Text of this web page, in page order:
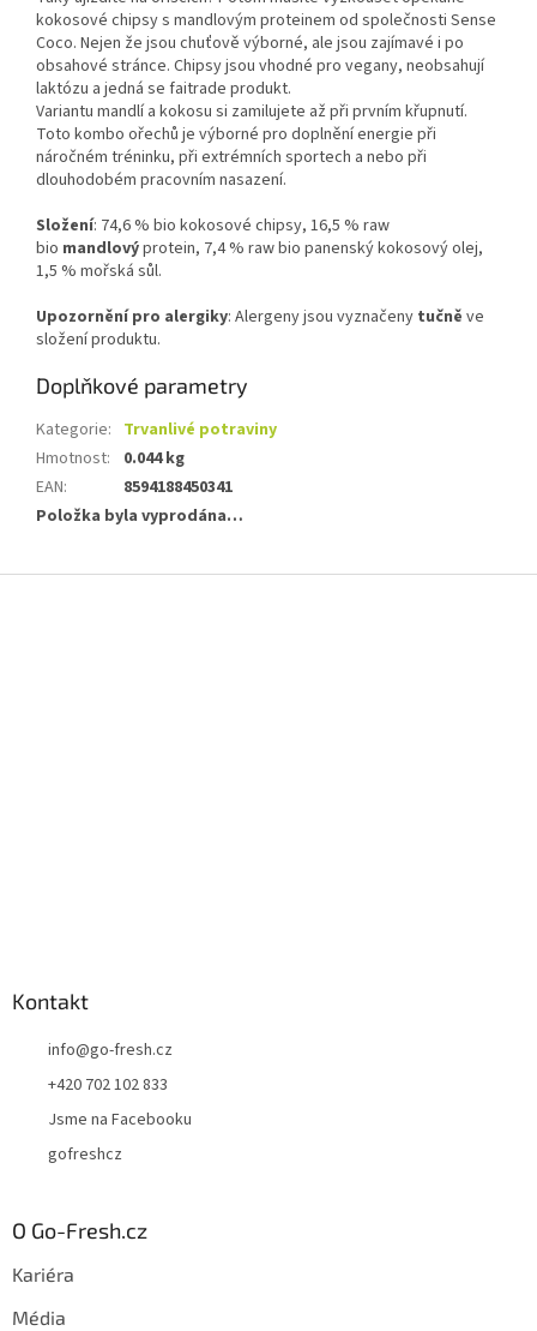
kokosové chipsy s mandlovým proteinem od společnosti Sense
Coco. Nejen že jsou chuťově výborné, ale jsou zajímavé i po
obsahové stránce. Chipsy jsou vhodné pro vegany, neobsahují
laktózu a jedná se faitrade produkt.
Variantu mandlí a kokosu si zamilujete až při prvním křupnutí.
Toto kombo ořechů je výborné pro doplnění energie při
náročném tréninku, při extrémních sportech a nebo při
dlouhodobém pracovním nasazení.
Složení: 74,6 % bio kokosové chipsy, 16,5 % raw
bio mandlovýprotein, 7,4 % raw bio panenský kokosový olej,
1,5 % mořská sůl.
Upozornění pro alergiky: Alergeny jsou vyznačeny tučně ve
složení produktu.
Doplňkové parametry
Kategorie: Trvanlivé potraviny
Hmotnost:
0.044 kg
EAN:
8594188450341
Položka byla vyprodána…
Kontakt
info@go-fresh.cz
+420 702 102 833
Jsme na Facebooku
gofreshcz
O Go-Fresh.cz
Kariéra
Média